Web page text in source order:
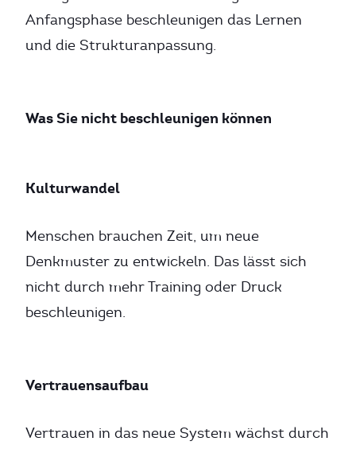
Anfangsphase beschleunigen das Lernen
und die Strukturanpassung.
Was Sie nicht beschleunigen können
Kulturwandel
Menschen brauchen Zeit, um neue
Denkmuster zu entwickeln. Das lässt sich
nicht durch mehr Training oder Druck
beschleunigen.
Vertrauensaufbau
Vertrauen in das neue System wächst durch